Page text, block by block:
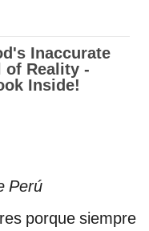
Perú
porque siempre